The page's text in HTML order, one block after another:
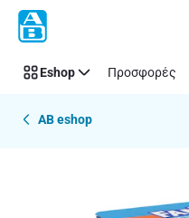
Παράλειψη
Eshop Προσφορές
AB eshop